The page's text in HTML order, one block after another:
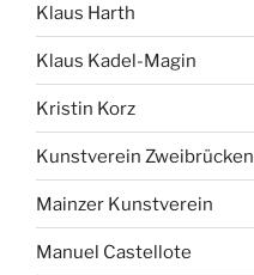
Klaus Harth
Klaus Kadel-Magin
Kristin Korz
Kunstverein Zweibrücken
Mainzer Kunstverein
Manuel Castellote